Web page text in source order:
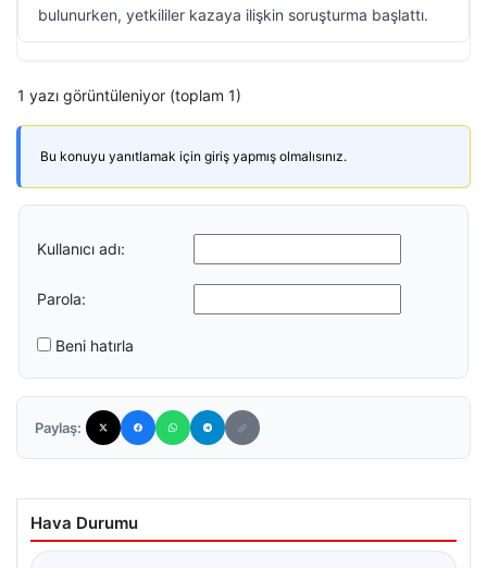
bulunurken, yetkililer kazaya ilişkin soruşturma başlattı.
1 yazı görüntüleniyor (toplam 1)
Bu konuyu yanıtlamak için giriş yapmış olmalısınız.
Kullanıcı adı:
Parola:
Beni hatırla
Paylaş:
Hava Durumu